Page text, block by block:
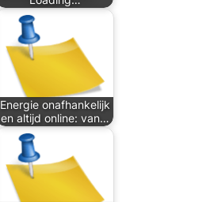
Energie onafhankelijk
en altijd online: van…